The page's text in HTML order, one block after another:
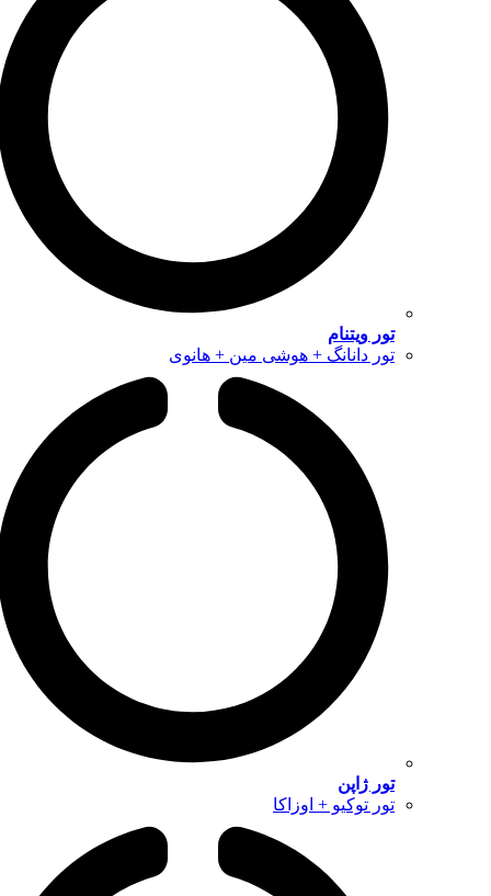
تور ویتنام
تور دانانگ + هوشی مین + هانوی
تور ژاپن
تور توکیو + اوزاکا